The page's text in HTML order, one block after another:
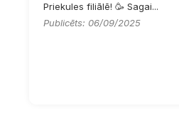
Priekules filiālē! 🥳 Sagai...
Publicēts: 06/09/2025